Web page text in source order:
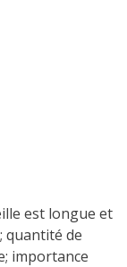
est longue et
quantité de
importance